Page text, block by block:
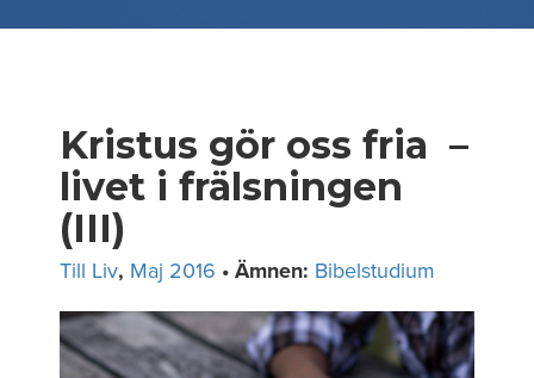
Kristus gör oss fria –
livet i frälsningen
(III)
Till Liv, Maj 2016 • Ämnen: Bibelstudium